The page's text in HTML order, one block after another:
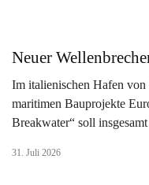
Neuer
Im italienischen Hafen von
maritimen Bauprojekte
Breakwater“ soll
31. Juli 2026